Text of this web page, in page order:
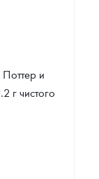
и
г чистого